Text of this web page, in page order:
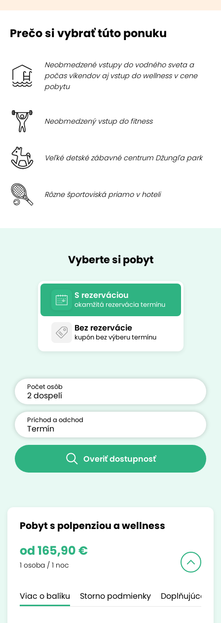
Prečo si vybrať túto ponuku
Neobmedzené vstupy do vodného sveta a
počas víkendov aj vstup do wellness v cene
pobytu
Neobmedzený vstup do fitness
Veľké detské zábavné centrum Džungľa park
Rôzne športoviská priamo v hoteli
Vyberte si pobyt
S rezerváciou
okamžitá rezervácia termínu
Bez rezervácie
kupón bez výberu termínu
Počet osôb
Príchod a odchod
Overiť dostupnosť
Pobyt s polpenziou a wellness
od 165,90 €
1 osoba / 1 noc
Viac o balíku Storno podmienky Doplňujúce